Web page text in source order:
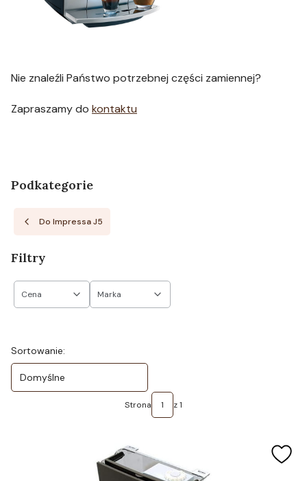
Nie znaleźli Państwo potrzebnej części zamiennej?
Zapraszamy do kontaktu
Podkategorie
Do Impressa J5
Filtry
Cena Marka
Lista produktów
Sortowanie:
Domyślne
Strona z 1